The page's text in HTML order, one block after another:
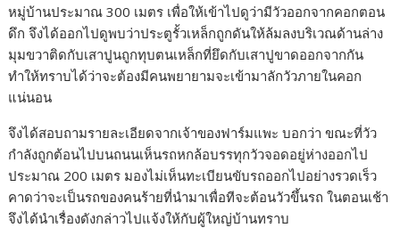
หมู่บ้านประมาณ 300 เมตร เพื่อให้เข้าไปดูว่ามีวัวออกจากคอกตอน
ดึก จึงได้ออกไปดูพบว่าประตูรั้วเหล็กถูกดันให้ล้มลงบริเวณด้านล่าง
มุมขวาติดกับเสาปูนถูกทุบตนเหล็กที่ยึดกับเสาปูขาดออกจากกัน
ทำให้ทราบได้ว่าจะต้องมีคนพยายามจะเข้ามาลักวัวภายในคอก
แน่นอน
จึงได้สอบถามรายละเอียดจากเจ้าของฟาร์มแพะ บอกว่า ขณะที่วัว
กำลังถูกต้อนไปบนถนนเห็นรถหกล้อบรรทุกวัวจอดอยู่ห่างออกไป
ประมาณ 200 เมตร มองไม่เห็นทะเบียนขับรถออกไปอย่างรวดเร็ว
คาดว่าจะเป็นรถของคนร้ายที่นำมาเพื่อทีจะต้อนวัวขึ้นรถ ในตอนเช้า
จึงได้นำเรื่องดังกล่าวไปแจ้งให้กับผู้ใหญ่บ้านทราบ